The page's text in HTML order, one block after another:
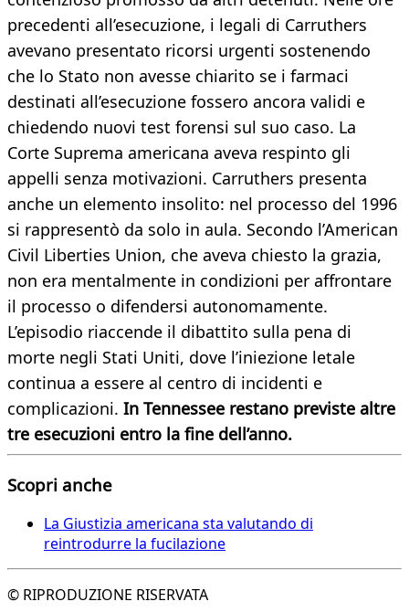
precedenti all’esecuzione, i legali di Carruthers
avevano presentato ricorsi urgenti sostenendo
che lo Stato non avesse chiarito se i farmaci
destinati all’esecuzione fossero ancora validi e
chiedendo nuovi test forensi sul suo caso. La
Corte Suprema americana aveva respinto gli
appelli senza motivazioni. Carruthers presenta
anche un elemento insolito: nel processo del 1996
si rappresentò da solo in aula. Secondo l’American
Civil Liberties Union, che aveva chiesto la grazia,
non era mentalmente in condizioni per affrontare
il processo o difendersi autonomamente.
L’episodio riaccende il dibattito sulla pena di
morte negli Stati Uniti, dove l’iniezione letale
continua a essere al centro di incidenti e
complicazioni. In Tennessee restano previste altre
tre esecuzioni entro la fine dell’anno.
Scopri anche
La Giustizia americana sta valutando di
reintrodurre la fucilazione
© RIPRODUZIONE RISERVATA